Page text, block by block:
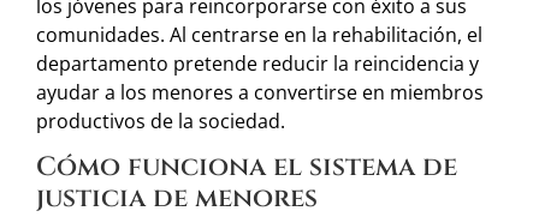
los jóvenes para reincorporarse con éxito a sus
comunidades. Al centrarse en la rehabilitación, el
departamento pretende reducir la reincidencia y
ayudar a los menores a convertirse en miembros
productivos de la sociedad.
Cómo funciona el sistema de
justicia de menores